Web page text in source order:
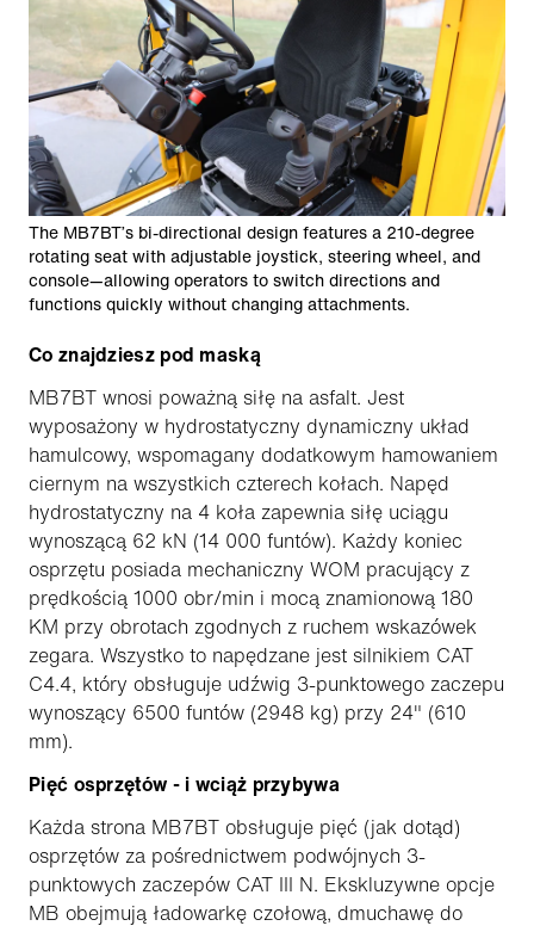
The MB7BT’s bi-directional design features a 210-degree
rotating seat with adjustable joystick, steering wheel, and
console—allowing operators to switch directions and
functions quickly without changing attachments.
Co znajdziesz pod maską
MB7BT wnosi poważną siłę na asfalt. Jest
wyposażony w hydrostatyczny dynamiczny układ
hamulcowy, wspomagany dodatkowym hamowaniem
ciernym na wszystkich czterech kołach. Napęd
hydrostatyczny na 4 koła zapewnia siłę uciągu
wynoszącą 62 kN (14 000 funtów). Każdy koniec
osprzętu posiada mechaniczny WOM pracujący z
prędkością 1000 obr/min i mocą znamionową 180
KM przy obrotach zgodnych z ruchem wskazówek
zegara. Wszystko to napędzane jest silnikiem CAT
C4.4, który obsługuje udźwig 3-punktowego zaczepu
wynoszący 6500 funtów (2948 kg) przy 24" (610
mm).
Pięć osprzętów - i wciąż przybywa
Każda strona MB7BT obsługuje pięć (jak dotąd)
osprzętów za pośrednictwem podwójnych 3-
punktowych zaczepów CAT III N. Ekskluzywne opcje
MB obejmują ładowarkę czołową, dmuchawę do